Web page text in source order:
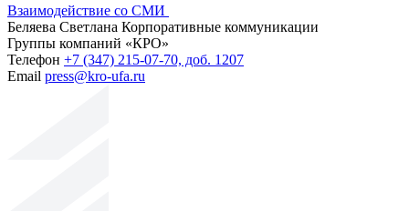
Взаимодействие со СМИ
Беляева Светлана Корпоративные коммуникации
Группы компаний «КРО»
Телефон +7 (347) 215-07-70, доб. 1207
Email press@kro-ufa.ru